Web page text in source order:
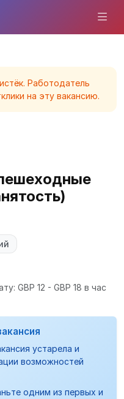
Работодатель
на эту вакансию.
GBP 12 - GBP 18 в час
устарела и
возможностей
одним из первых и